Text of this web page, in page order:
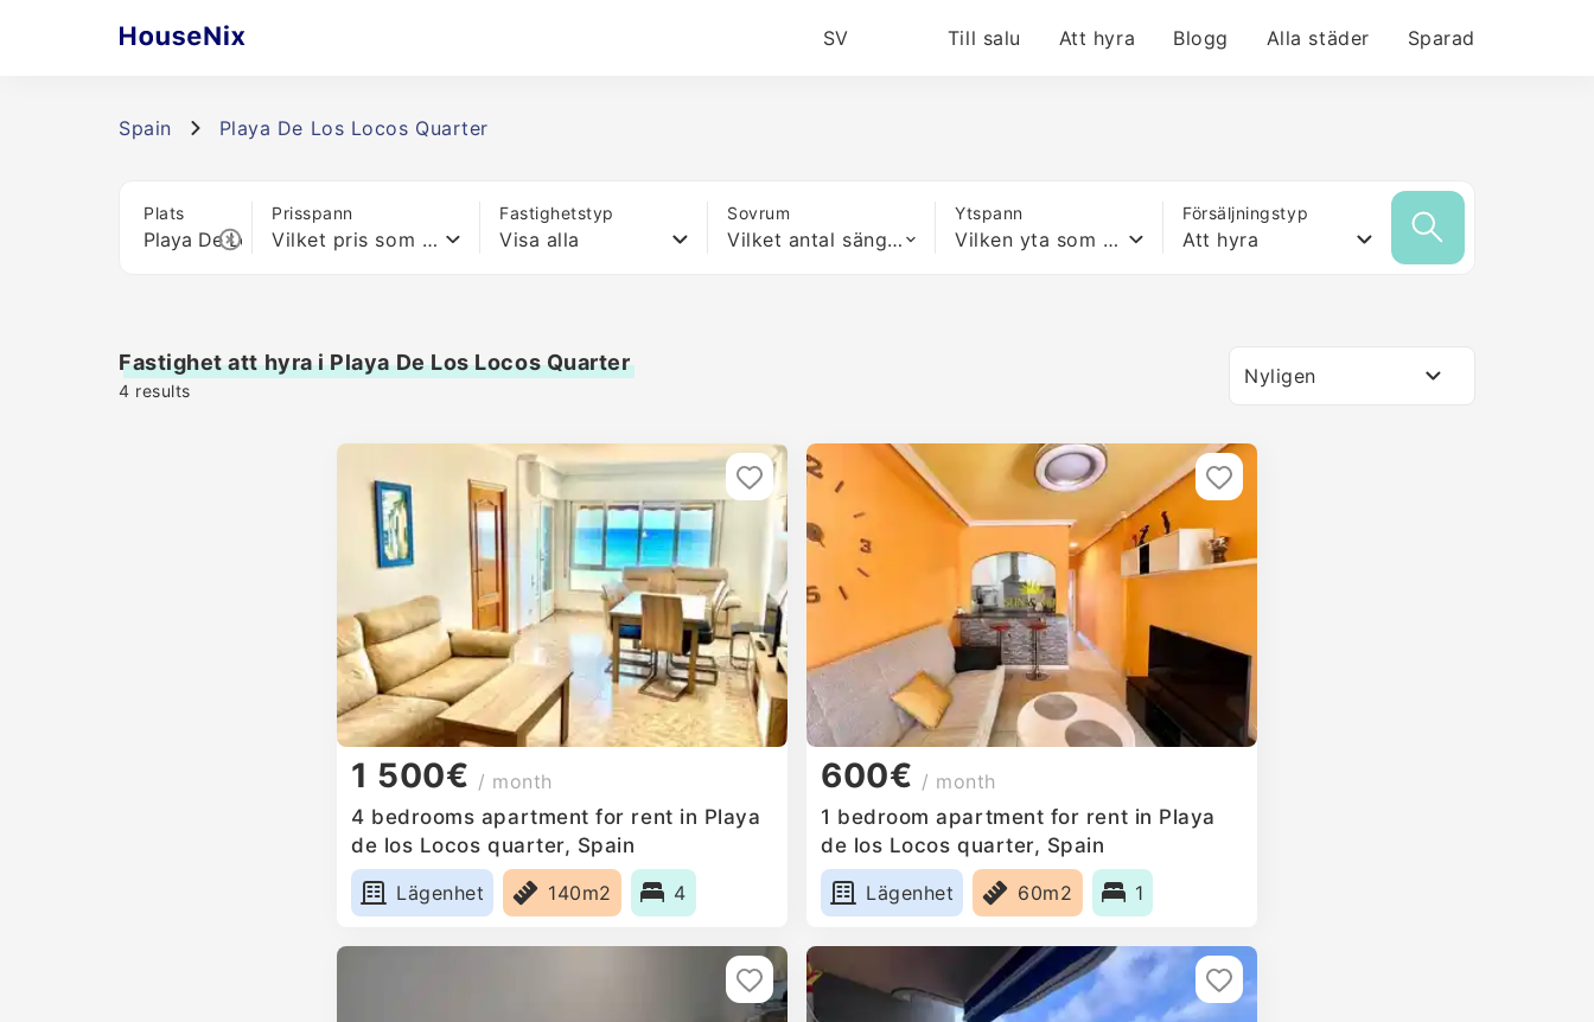
SV Till salu Att hyra Blogg Alla städer Sparad
Spain Playa De Los Locos Quarter
Plats Prisspann
Vilket pris som helst
Fastighetstyp
Visa alla
Sovrum
Vilket antal sängar som helst
Ytspann
Vilken yta som helst
Försäljningstyp
Att hyra
Fastighet att hyra i Playa De Los Locos Quarter
4 results
Nyligen
1 500€ / month
4 bedrooms apartment for rent in Playa
de los Locos quarter, Spain
Lägenhet
140m2 4
600€ / month
1 bedroom apartment for rent in Playa
de los Locos quarter, Spain
Lägenhet
60m2 1